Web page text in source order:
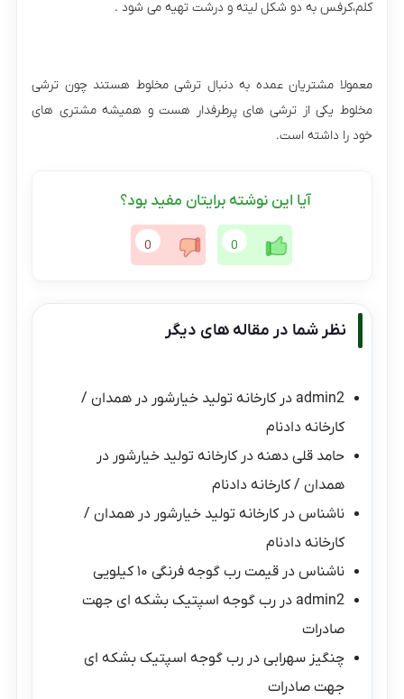
کلم،کرفس به دو شکل لیته و درشت تهیه می شود .
معمولا مشتریان عمده به دنبال ترشی مخلوط هستند چون ترشی
مخلوط یکی از ترشی های پرطرفدار هست و همیشه مشتری های
خود را داشته است.
آیا این نوشته برایتان مفید بود؟
0
0
نظر شما در مقاله های دیگر
admin2 درکارخانه تولید خیارشور در همدان /
کارخانه دادنام
حامد قلی دهنه درکارخانه تولید خیارشور در
همدان / کارخانه دادنام
ناشناس درکارخانه تولید خیارشور در همدان /
کارخانه دادنام
ناشناس درقیمت رب گوجه فرنگی ۱۰ کیلویی
admin2 دررب گوجه اسپتیک بشکه ای جهت
صادرات
چنگیز سهرابی دررب گوجه اسپتیک بشکه ای
جهت صادرات